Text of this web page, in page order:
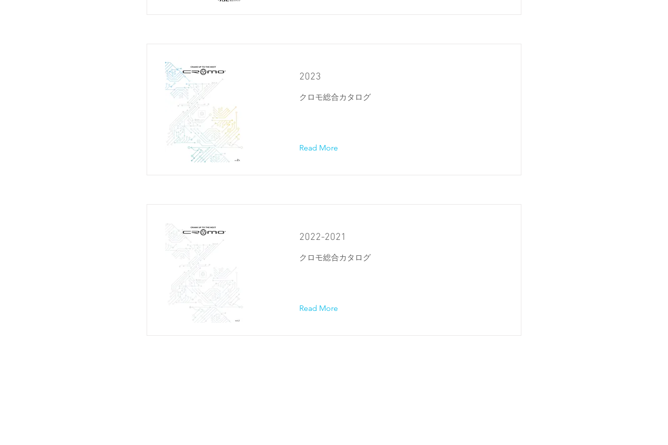
2023
クロモ総合カタログ
Read More
2022-2021
クロモ総合カタログ
Read More